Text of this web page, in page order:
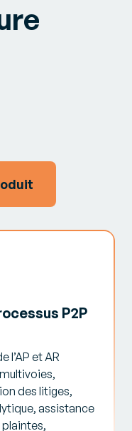
P2P
l’AP et AR
des litiges,
assistance